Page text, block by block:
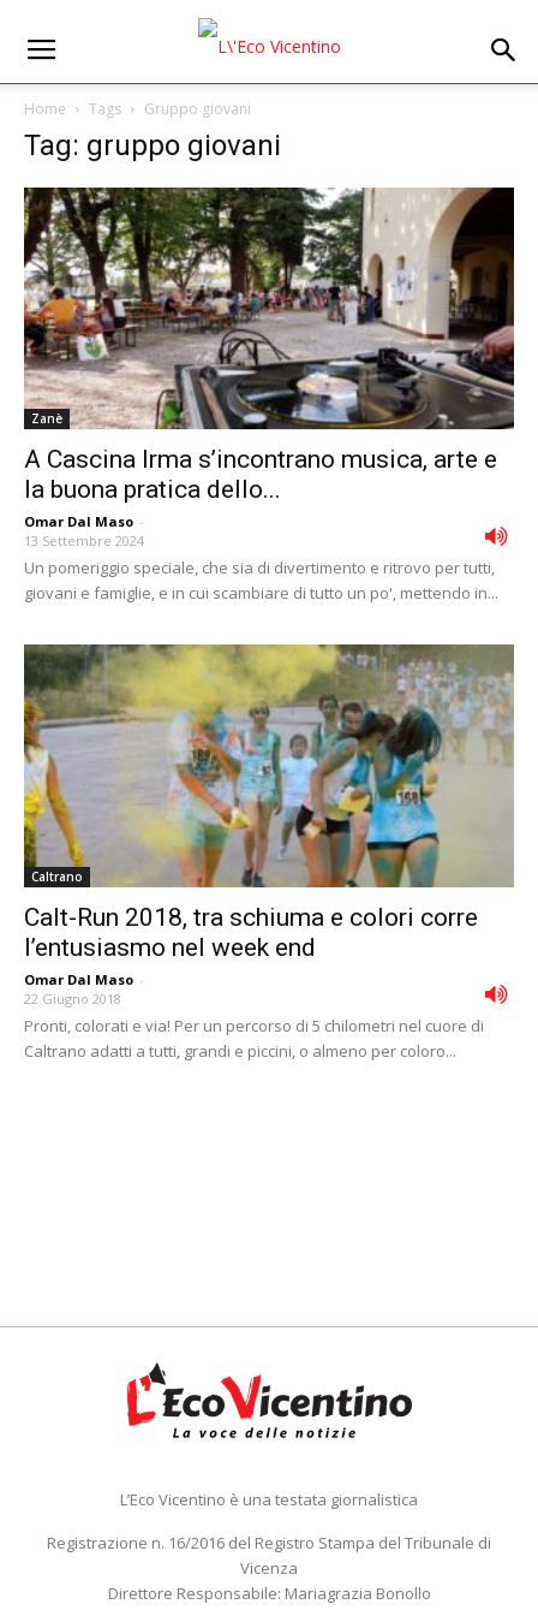
Home Tags Gruppo giovani
Tag: gruppo giovani
Zanè
A Cascina Irma s’incontrano musica, arte e
la buona pratica dello...
Omar Dal Maso -
13 Settembre 2024
Un pomeriggio speciale, che sia di divertimento e ritrovo per tutti,
giovani e famiglie, e in cui scambiare di tutto un po', mettendo in...
Caltrano
Calt-Run 2018, tra schiuma e colori corre
l’entusiasmo nel week end
Omar Dal Maso -
22 Giugno 2018
Pronti, colorati e via! Per un percorso di 5 chilometri nel cuore di
Caltrano adatti a tutti, grandi e piccini, o almeno per coloro...
L’Eco Vicentino è una testata giornalistica
Registrazione n. 16/2016 del Registro Stampa del Tribunale di
Vicenza
Direttore Responsabile: Mariagrazia Bonollo